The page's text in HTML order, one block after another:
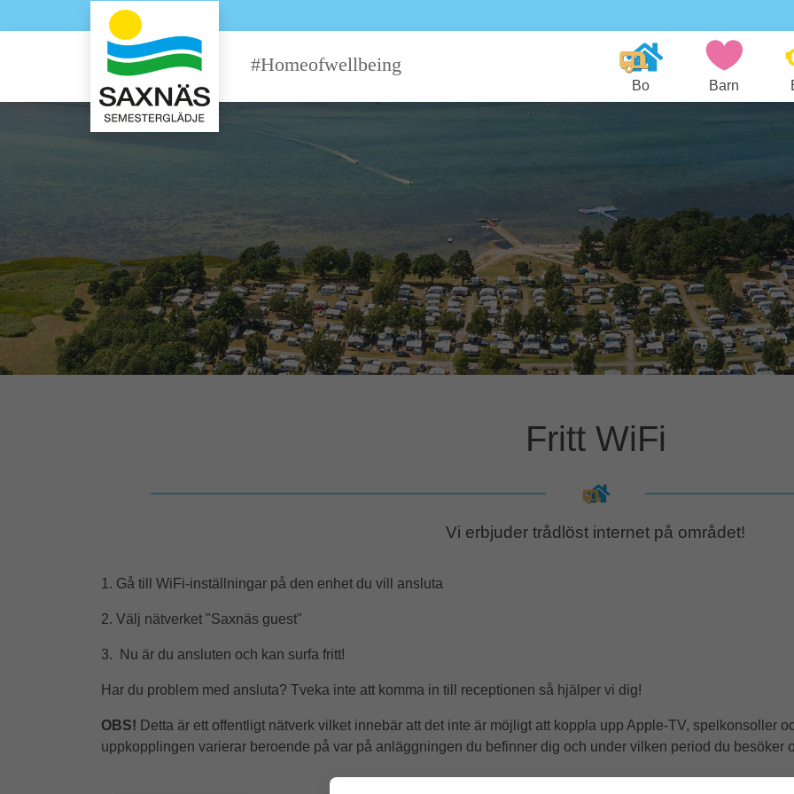
#Homeofwellbeing
Bo Barn
Fritt WiFi
Vi erbjuder trådlöst internet på området!
1. Gå till WiFi-inställningar på den enhet du vill ansluta
2. Välj nätverket "Saxnäs guest"
3. Nu är du ansluten och kan surfa fritt!
Har du problem med ansluta? Tveka inte att komma in till receptionen så hjälper vi dig!
OBS! Detta är ett offentligt nätverk vilket innebär att det inte är möjligt att koppla upp Apple-TV, spelkonsoller
uppkopplingen varierar beroende på var på anläggningen du befinner dig och under vilken period du besöker